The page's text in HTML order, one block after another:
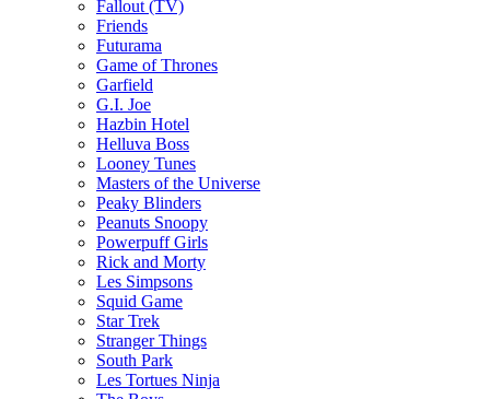
Fallout (TV)
Friends
Futurama
Game of Thrones
Garfield
G.I. Joe
Hazbin Hotel
Helluva Boss
Looney Tunes
Masters of the Universe
Peaky Blinders
Peanuts Snoopy
Powerpuff Girls
Rick and Morty
Les Simpsons
Squid Game
Star Trek
Stranger Things
South Park
Les Tortues Ninja